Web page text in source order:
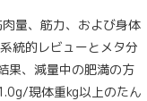
量、筋力、および身体
統的レビューとメタ分
果、減量中の肥満の方
現体重kg以上のたん